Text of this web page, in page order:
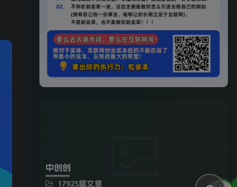
中创创
17925篇文章